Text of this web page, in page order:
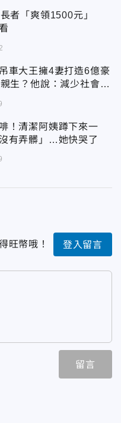
者「爽領1500元」
車大王擁4妻打造6億豪
生？他說：減少社會悲
！清潔阿姨蹲下來一
有弄髒」…她快哭了
旺幣哦！ 登入留言
留言